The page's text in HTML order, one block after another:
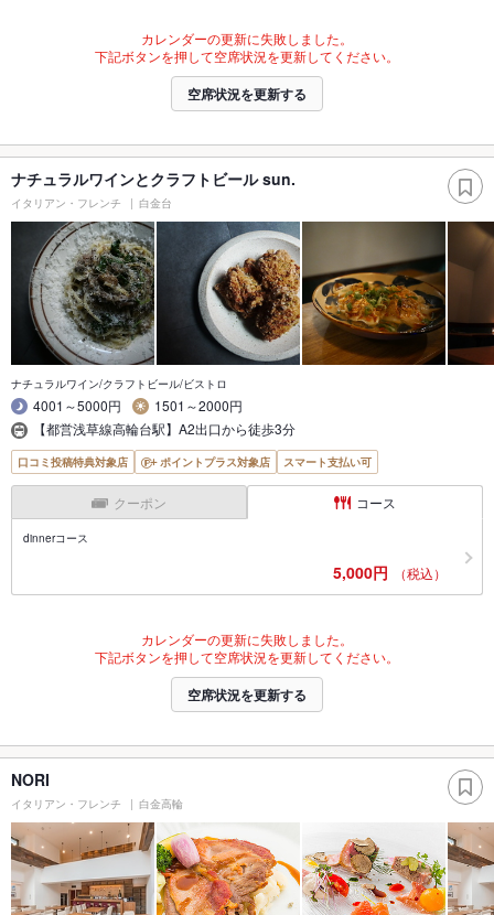
カレンダーの更新に失敗しました。
下記ボタンを押して空席状況を更新してください。
空席状況を更新する
ナチュラルワインとクラフトビール sun.
イタリアン・フレンチ 白金台
ナチュラルワイン/クラフトビール/ビストロ
4001～5000円
1501～2000円
【都営浅草線高輪台駅】A2出口から徒歩3分
口コミ投稿特典対象店 ポイントプラス対象店 スマート支払い可
クーポン コース
dinnerコース
5,000円 （税込）
カレンダーの更新に失敗しました。
下記ボタンを押して空席状況を更新してください。
空席状況を更新する
NORI
イタリアン・フレンチ 白金高輪